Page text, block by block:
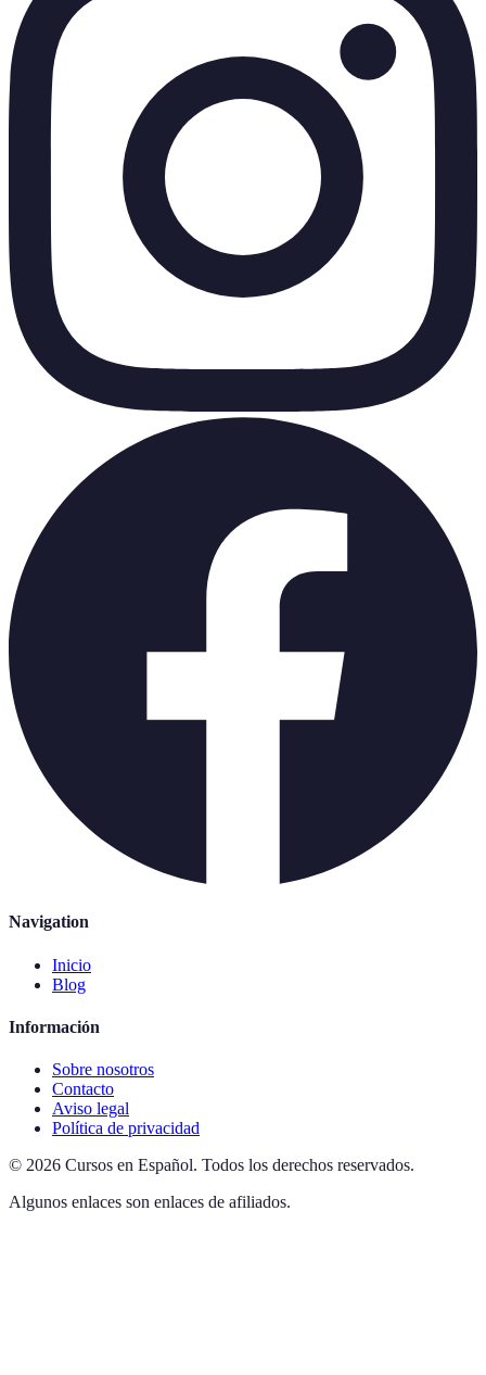
Navigation
Inicio
Blog
Información
Sobre nosotros
Contacto
Aviso legal
Política de privacidad
© 2026 Cursos en Español. Todos los derechos reservados.
Algunos enlaces son enlaces de afiliados.